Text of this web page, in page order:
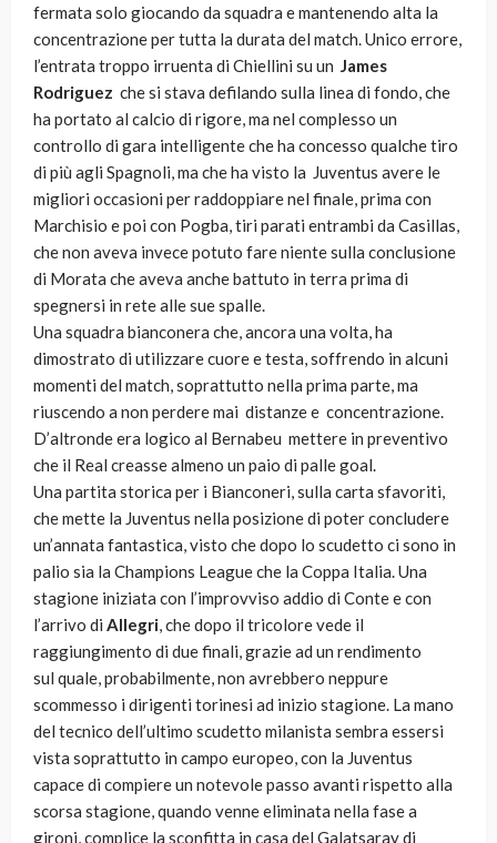
fermata solo giocando da squadra e mantenendo alta la
concentrazione per tutta la durata del match. Unico errore,
l’entrata troppo irruenta di Chiellini su un James
Rodriguez che si stava defilando sulla linea di fondo, che
ha portato al calcio di rigore, ma nel complesso un
controllo di gara intelligente che ha concesso qualche tiro
di più agli Spagnoli, ma che ha visto la Juventus avere le
migliori occasioni per raddoppiare nel finale, prima con
Marchisio e poi con Pogba, tiri parati entrambi da Casillas,
che non aveva invece potuto fare niente sulla conclusione
di Morata che aveva anche battuto in terra prima di
spegnersi in rete alle sue spalle.
Una squadra bianconera che, ancora una volta, ha
dimostrato di utilizzare cuore e testa, soffrendo in alcuni
momenti del match, soprattutto nella prima parte, ma
riuscendo a non perdere mai distanze e concentrazione.
D’altronde era logico al Bernabeu mettere in preventivo
che il Real creasse almeno un paio di palle goal.
Una partita storica per i Bianconeri, sulla carta sfavoriti,
che mette la Juventus nella posizione di poter concludere
un’annata fantastica, visto che dopo lo scudetto ci sono in
palio sia la Champions League che la Coppa Italia. Una
stagione iniziata con l’improvviso addio di Conte e con
l’arrivo di Allegri, che dopo il tricolore vede il
raggiungimento di due finali, grazie ad un rendimento
sul quale, probabilmente, non avrebbero neppure
scommesso i dirigenti torinesi ad inizio stagione. La mano
del tecnico dell’ultimo scudetto milanista sembra essersi
vista soprattutto in campo europeo, con la Juventus
capace di compiere un notevole passo avanti rispetto alla
scorsa stagione, quando venne eliminata nella fase a
gironi, complice la sconfitta in casa del Galatsaray di